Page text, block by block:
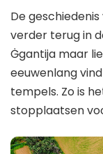
De
verder terug in
Ġgantija maar
eeuwenlang
tempels. Zo is
stopplaatsen